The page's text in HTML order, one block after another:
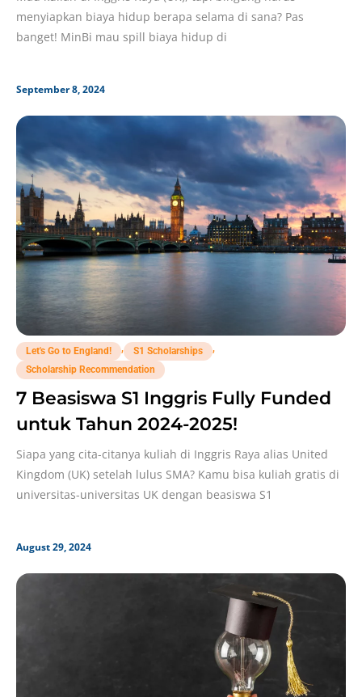
menyiapkan biaya hidup berapa selama di sana? Pas
banget! MinBi mau spill biaya hidup di
September 8, 2024
Let's Go to England! , S1 Scholarships
,
Scholarship Recommendation
7 Beasiswa S1 Inggris Fully Funded
untuk Tahun 2024-2025!
Siapa yang cita-citanya kuliah di Inggris Raya alias United
Kingdom (UK) setelah lulus SMA? Kamu bisa kuliah gratis di
universitas-universitas UK dengan beasiswa S1
August 29, 2024